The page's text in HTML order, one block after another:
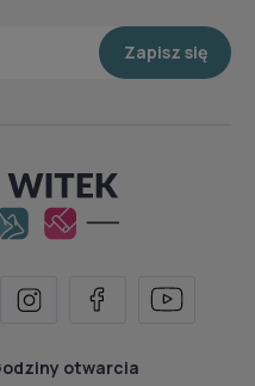
Zapisz się
otwarcia